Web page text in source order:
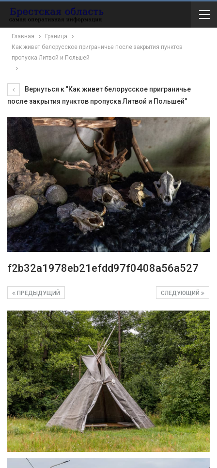
Главная
Граница
Как живет белорусское приграничье после закрытия пунктов
пропуска Литвой и Польшей
Вернуться к "Как живет белорусское приграничье
после закрытия пунктов пропуска Литвой и Польшей"
f2b32a1978eb21efdd97f0408a56a527
СЛЕДУЮЩИЙ
ПРЕДЫДУЩИЙ